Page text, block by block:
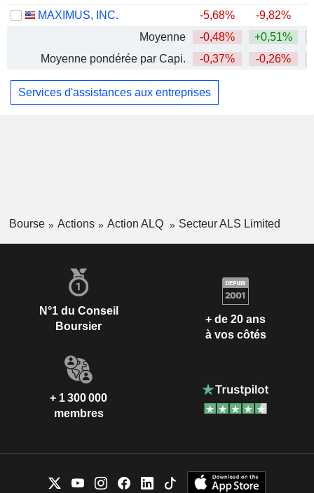
MAXIMUS, INC.
-5,68% -9,82%
Moyenne
-0,48% +0,51%
Moyenne pondérée par Capi.
-0,37% -0,26%
Services d'assistances aux entreprises
Bourse Actions Action ALQ Secteur ALS Limited
N°1 du Conseil
Boursier
+ de 20 ans
à vos côtés
+ 1 300 000
membres